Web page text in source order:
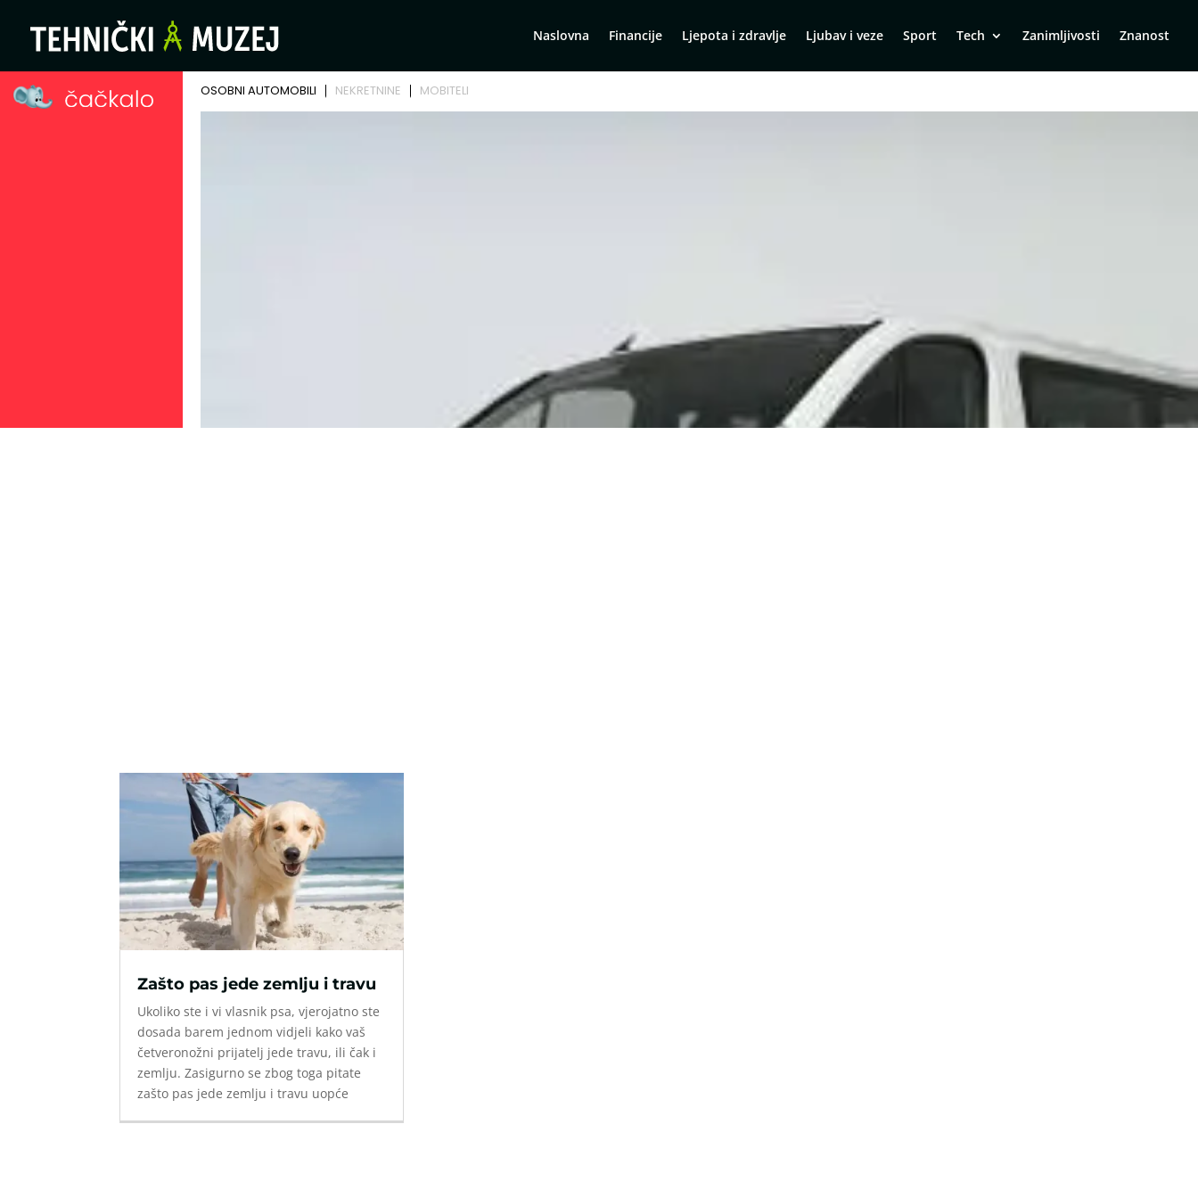
Naslovna Financije Ljepota i zdravlje Ljubav i veze Sport Tech Zanimljivosti Znanost
Zašto pas jede zemlju i travu
Ukoliko ste i vi vlasnik psa, vjerojatno ste
dosada barem jednom vidjeli kako vaš
četveronožni prijatelj jede travu, ili čak i
zemlju. Zasigurno se zbog toga pitate
zašto pas jede zemlju i travu uopće